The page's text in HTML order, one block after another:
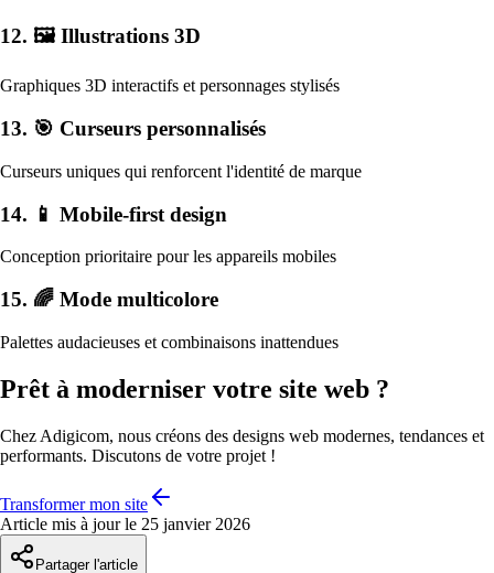
12. 🖼️ Illustrations 3D
Graphiques 3D interactifs et personnages stylisés
13. 🎯 Curseurs personnalisés
Curseurs uniques qui renforcent l'identité de marque
14. 📱 Mobile-first design
Conception prioritaire pour les appareils mobiles
15. 🌈 Mode multicolore
Palettes audacieuses et combinaisons inattendues
Prêt à moderniser votre site web ?
Chez Adigicom, nous créons des designs web modernes, tendances et
performants. Discutons de votre projet !
Transformer mon site
Article mis à jour le 25 janvier 2026
Partager l'article